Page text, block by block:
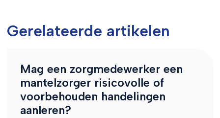
Gerelateerde artikelen
Mag een zorgmedewerker een
mantelzorger risicovolle of
voorbehouden handelingen
aanleren?